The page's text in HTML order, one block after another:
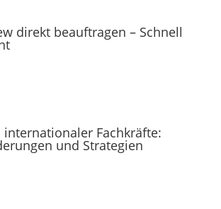
direkt beauftragen – Schnell
Fachkräfte:
und Strategien